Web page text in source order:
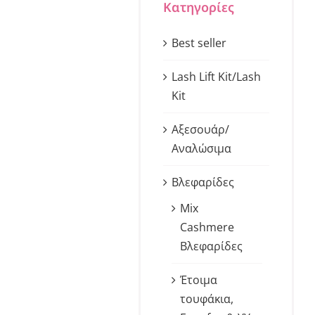
Κατηγορίες
Best seller
Lash Lift Kit/Lash
Kit
Αξεσουάρ/
Αναλώσιμα
Βλεφαρίδες
Mix
Cashmere
Βλεφαρίδες
Έτοιμα
τουφάκια,